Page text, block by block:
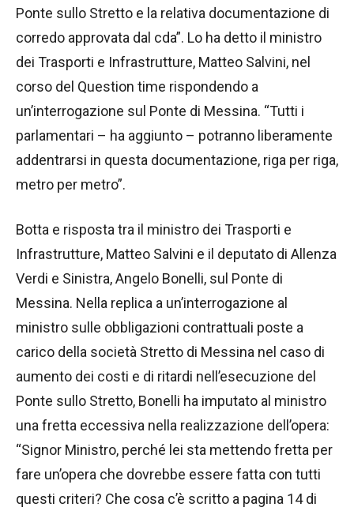
Ponte sullo Stretto e la relativa documentazione di
corredo approvata dal cda”. Lo ha detto il ministro
dei Trasporti e Infrastrutture, Matteo Salvini, nel
corso del Question time rispondendo a
un’interrogazione sul Ponte di Messina. “Tutti i
parlamentari – ha aggiunto – potranno liberamente
addentrarsi in questa documentazione, riga per riga,
metro per metro”.
Botta e risposta tra il ministro dei Trasporti e
Infrastrutture, Matteo Salvini e il deputato di Allenza
Verdi e Sinistra, Angelo Bonelli, sul Ponte di
Messina. Nella replica a un’interrogazione al
ministro sulle obbligazioni contrattuali poste a
carico della società Stretto di Messina nel caso di
aumento dei costi e di ritardi nell’esecuzione del
Ponte sullo Stretto, Bonelli ha imputato al ministro
una fretta eccessiva nella realizzazione dell’opera:
“Signor Ministro, perché lei sta mettendo fretta per
fare un’opera che dovrebbe essere fatta con tutti
questi criteri? Che cosa c’è scritto a pagina 14 di